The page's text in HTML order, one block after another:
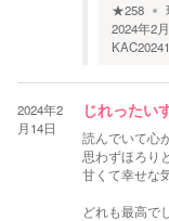
★258
2024年2
KAC20241
2024年2
月14日
じれったい
読んでいて心
思わずほろり
甘くて幸せな
どれも最高で